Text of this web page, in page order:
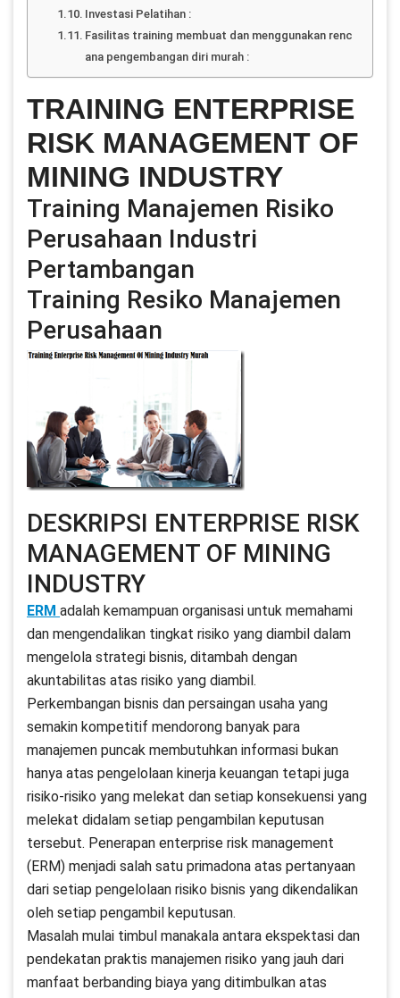
Investasi Pelatihan :
Fasilitas training membuat dan menggunakan renc
ana pengembangan diri murah :
TRAINING ENTERPRISE
RISK MANAGEMENT OF
MINING INDUSTRY
Training Manajemen Risiko
Perusahaan Industri
Pertambangan
Training Resiko Manajemen
Perusahaan
DESKRIPSI ENTERPRISE RISK
MANAGEMENT OF MINING
INDUSTRY
ERM adalah kemampuan organisasi untuk memahami
dan mengendalikan tingkat risiko yang diambil dalam
mengelola strategi bisnis, ditambah dengan
akuntabilitas atas risiko yang diambil.
Perkembangan bisnis dan persaingan usaha yang
semakin kompetitif mendorong banyak para
manajemen puncak membutuhkan informasi bukan
hanya atas pengelolaan kinerja keuangan tetapi juga
risiko-risiko yang melekat dan setiap konsekuensi yang
melekat didalam setiap pengambilan keputusan
tersebut. Penerapan enterprise risk management
(ERM) menjadi salah satu primadona atas pertanyaan
dari setiap pengelolaan risiko bisnis yang dikendalikan
oleh setiap pengambil keputusan.
Masalah mulai timbul manakala antara ekspektasi dan
pendekatan praktis manajemen risiko yang jauh dari
manfaat berbanding biaya yang ditimbulkan atas